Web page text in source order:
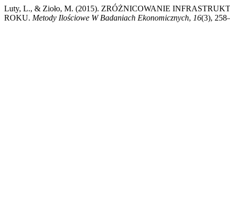
Luty, L., & Zioło, M. (2015). ZRÓŻNICOWANIE
ROKU. Metody Ilościowe W Badaniach Ekonomicznych, 16(3),